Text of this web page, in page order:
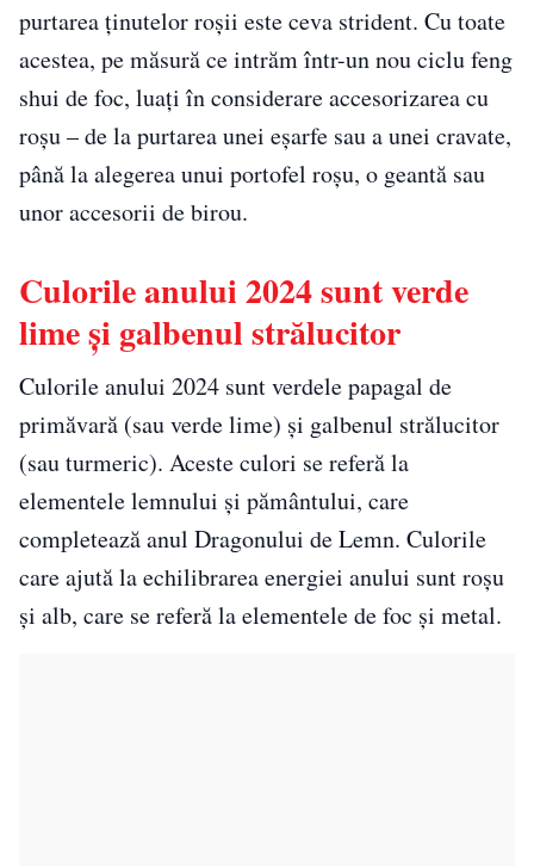
purtarea ținutelor roșii este ceva strident. Cu toate
acestea, pe măsură ce intrăm într-un nou ciclu feng
shui de foc, luați în considerare accesorizarea cu
roșu – de la purtarea unei eșarfe sau a unei cravate,
până la alegerea unui portofel roșu, o geantă sau
unor accesorii de birou.
Culorile anului 2024 sunt verde
lime și galbenul strălucitor
Culorile anului 2024 sunt verdele papagal de
primăvară (sau verde lime) și galbenul strălucitor
(sau turmeric). Aceste culori se referă la
elementele lemnului și pământului, care
completează anul Dragonului de Lemn. Culorile
care ajută la echilibrarea energiei anului sunt roșu
și alb, care se referă la elementele de foc și metal.